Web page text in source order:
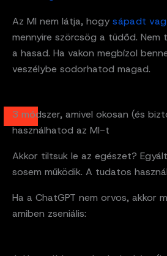
Az MI nem látja, hogy sápadt
mennyire szörcsög a tüdőd. Nem
a hasad. Ha vakon megbízol
veszélybe sodorhatod magad.
3 módszer, amivel okosan (és
használhatod az MI-t
Akkor tiltsuk le az egészet?
sosem működik. A tudatos
Ha a ChatGPT nem orvos, akkor
amiben zseniális: